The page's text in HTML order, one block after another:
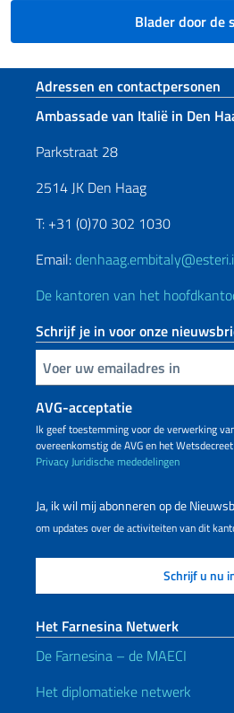
Blader door de
Voetregel sectie
Adressen en contactpersonen
Ambassade van Italië in Den
Parkstraat 28
2514 JK Den Haag
T: +31 (0)70 302 1030
Email:
De kantoren van het
Schrijf je in voor onze
Voer uw e-mailadres in
AVG-acceptatie
Ik geef toestemming voor de verwerking
overeenkomstig de AVG en het
PrivacyJuridische mededelingen
Ja, ik wil mij abonneren op de
om updates over de activiteiten van dit
Het Farnesina Netwerk
De Farnesina – de MAECI
Het diplomatieke netwerk